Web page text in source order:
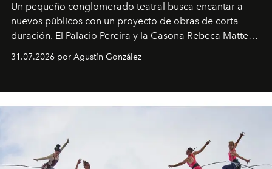
Un pequeño conglomerado teatral busca encantar a
nuevos públicos con un proyecto de obras de corta
duración. El Palacio Pereira y la Casona Rebeca Matte
son algunos de los lugares que han albergado estas
miniobras. Sus puestas en escena son limpias; ponen el
31.07.2026 por Agustín González